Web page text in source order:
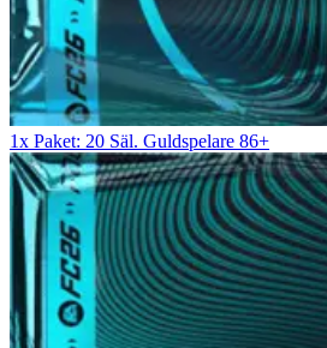
1x Paket: 20 Säl. Guldspelare 86+